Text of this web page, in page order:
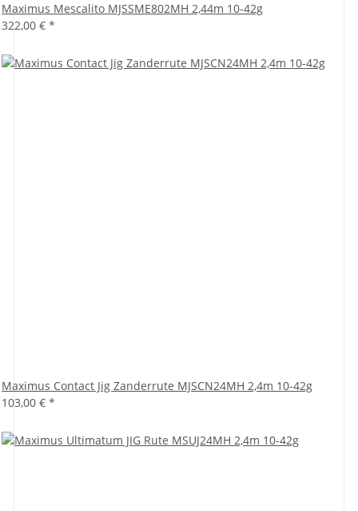
Maximus Mescalito MJSSME802MH 2,44m 10-42g
322,00 € *
Maximus Contact Jig Zanderrute MJSCN24MH 2,4m 10-42g
103,00 € *